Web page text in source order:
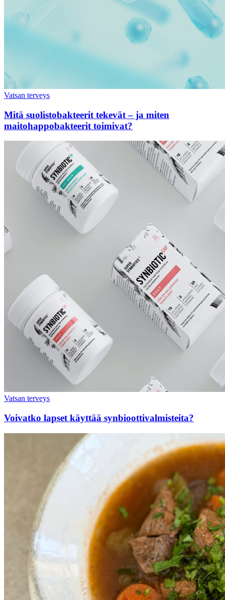
Vatsan terveys
Mitä suolistobakteerit tekevät – ja miten
maitohappobakteerit toimivat?
Vatsan terveys
Voivatko lapset käyttää synbioottivalmisteita?